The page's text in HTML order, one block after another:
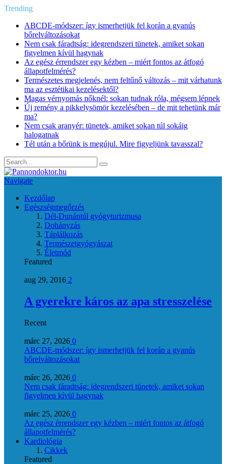
Trending
ABCDE‑módszer: így ismerhetjük fel korán a gyanús
bőrelváltozásokat
Nem csak fáradtság: idegrendszeri tünetek, amiket sokan
figyelmen kívül hagynak
Az egész érrendszer egy kézben – miért fontos az átfogó
állapotfelmérés?
Természetes megjelenés, nem feltűnő változás – mit várhatunk
ma az esztétikai kezelésektől?
Magas vérnyomás nőknél: sokan tudnak róla, mégsem lépnek
Új remény a pikkelysömör kezelésében – de mit tehetünk már
ma?
Nem csak aranyér: tünetek, amiket sokan túl sokáig
halogatnak
Tél után a bőrünk is megújul. Mire figyeljünk tavasszal?
Navigate
Kezdőlap
Egészségmegőrzés
Dél-Dunántúl gyógyturizmusa
Dohányzás
Táplálkozás
Természetgyógyászat
Életmód
Featured
aug 29, 2016 2
A gyerekre káros az apa stresszelése
Recent
márc 27, 2026 0
ABCDE‑módszer: így ismerhetjük fel korán a gyanús
bőrelváltozásokat
márc 26, 2026 0
Nem csak fáradtság: idegrendszeri tünetek, amiket sokan
figyelmen kívül hagynak
márc 25, 2026 0
Az egész érrendszer egy kézben – miért fontos az átfogó
állapotfelmérés?
Kardiológia
Cikkek
Featured